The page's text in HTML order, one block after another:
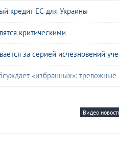
кредит ЕС для Украины
критическими
за серией исчезновений
«избранных»: тревожные
и переизбрание Трампа
Видео